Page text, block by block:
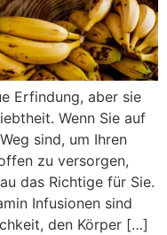
Erfindung, aber sie
Wenn Sie auf
sind, um Ihren
zu versorgen,
das Richtige für Sie.
Infusionen sind
den Körper […]